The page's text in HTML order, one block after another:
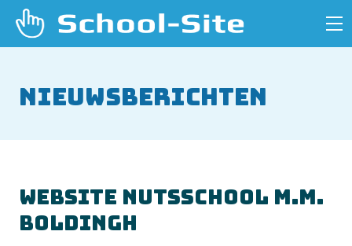
Nieuwsberichten
Website Nutsschool M.M.
Boldingh